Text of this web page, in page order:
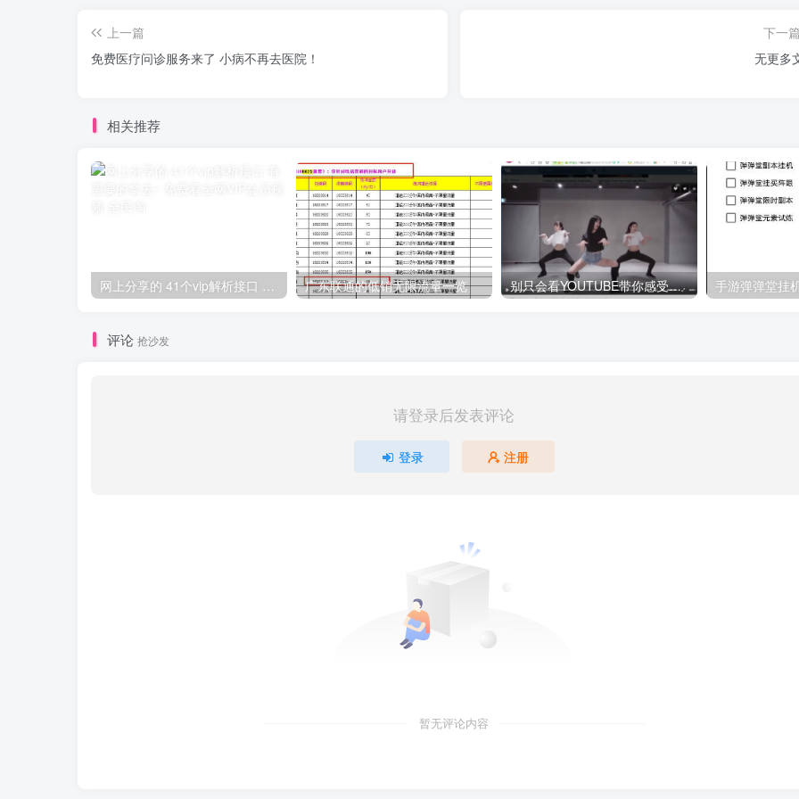
上一篇
免费医疗问诊服务来了 小病不再去医院！
下一篇
无更多
相关推荐
网上分享的 41个vip解析接口 有需要的拿去~ 免费看全网VIP会员视频 广东联通的低销无限流量一览 别只会看YOUTUBE带你感受俄罗斯社交网站VK的福利 手游弹弹堂挂
评论 抢沙发
请登录后发表评论
登录 注册
暂无评论内容